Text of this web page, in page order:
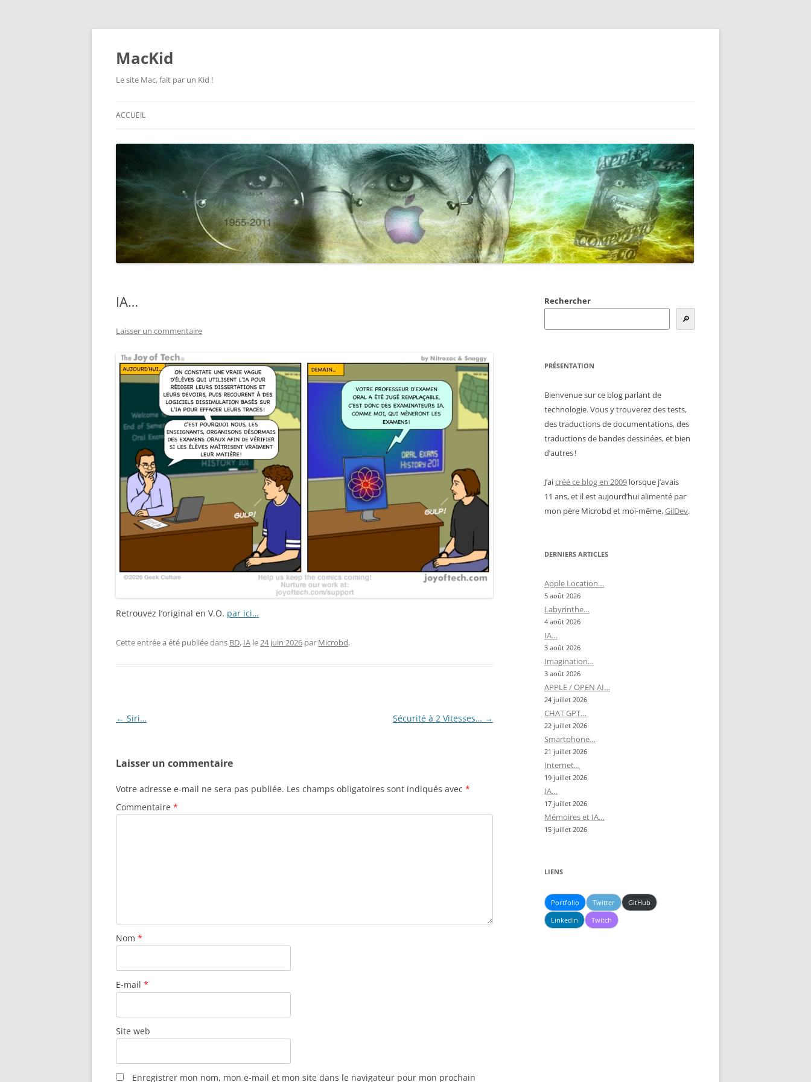
Aller
MacKid
Le site Mac, fait par un Kid !
ACCUEIL
IA…
Laisser un commentaire
Retrouvez l’original en V.O. par ici…
Cette entrée a été publiée dans BD, IA le24 juin 2026 par Microbd.
Navigation
← Siri… Sécurité à 2 Vitesses… →
Laisser un commentaire
Votre adresse e-mail ne sera pas publiée. Les champs obligatoires sont indiqués avec *
Commentaire *
Nom *
E-mail *
Site web
Enregistrer mon nom, mon e-mail et mon site dans le navigateur pour mon prochain
Rechercher
🔎
PRÉSENTATION
Bienvenue sur ce blog parlant de
technologie. Vous y trouverez des tests,
des traductions de documentations, des
traductions de bandes dessinées, et bien
d’autres !
J’aicréé ce blog en 2009 lorsque j’avais
11 ans, et il est aujourd’hui alimenté par
mon père Microbd et moi-même,GilDev.
DERNIERS ARTICLES
Apple Location…
5 août 2026
Labyrinthe…
4 août 2026
IA…
3 août 2026
Imagination…
3 août 2026
APPLE / OPEN AI…
24 juillet 2026
CHAT GPT…
22 juillet 2026
Smartphone…
21 juillet 2026
Internet…
19 juillet 2026
IA…
17 juillet 2026
Mémoires et IA…
15 juillet 2026
LIENS
Portfolio Twitter
GitHub
LinkedIn
Twitch